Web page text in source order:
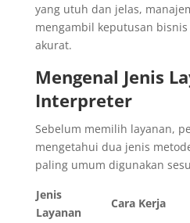
yang utuh dan jelas,
mengambil keputusan
akurat.
Mengenal Jenis
Interpreter
Sebelum memilih layanan,
mengetahui dua jenis
paling umum digunakan
Jenis
Layanan
Cara Kerja